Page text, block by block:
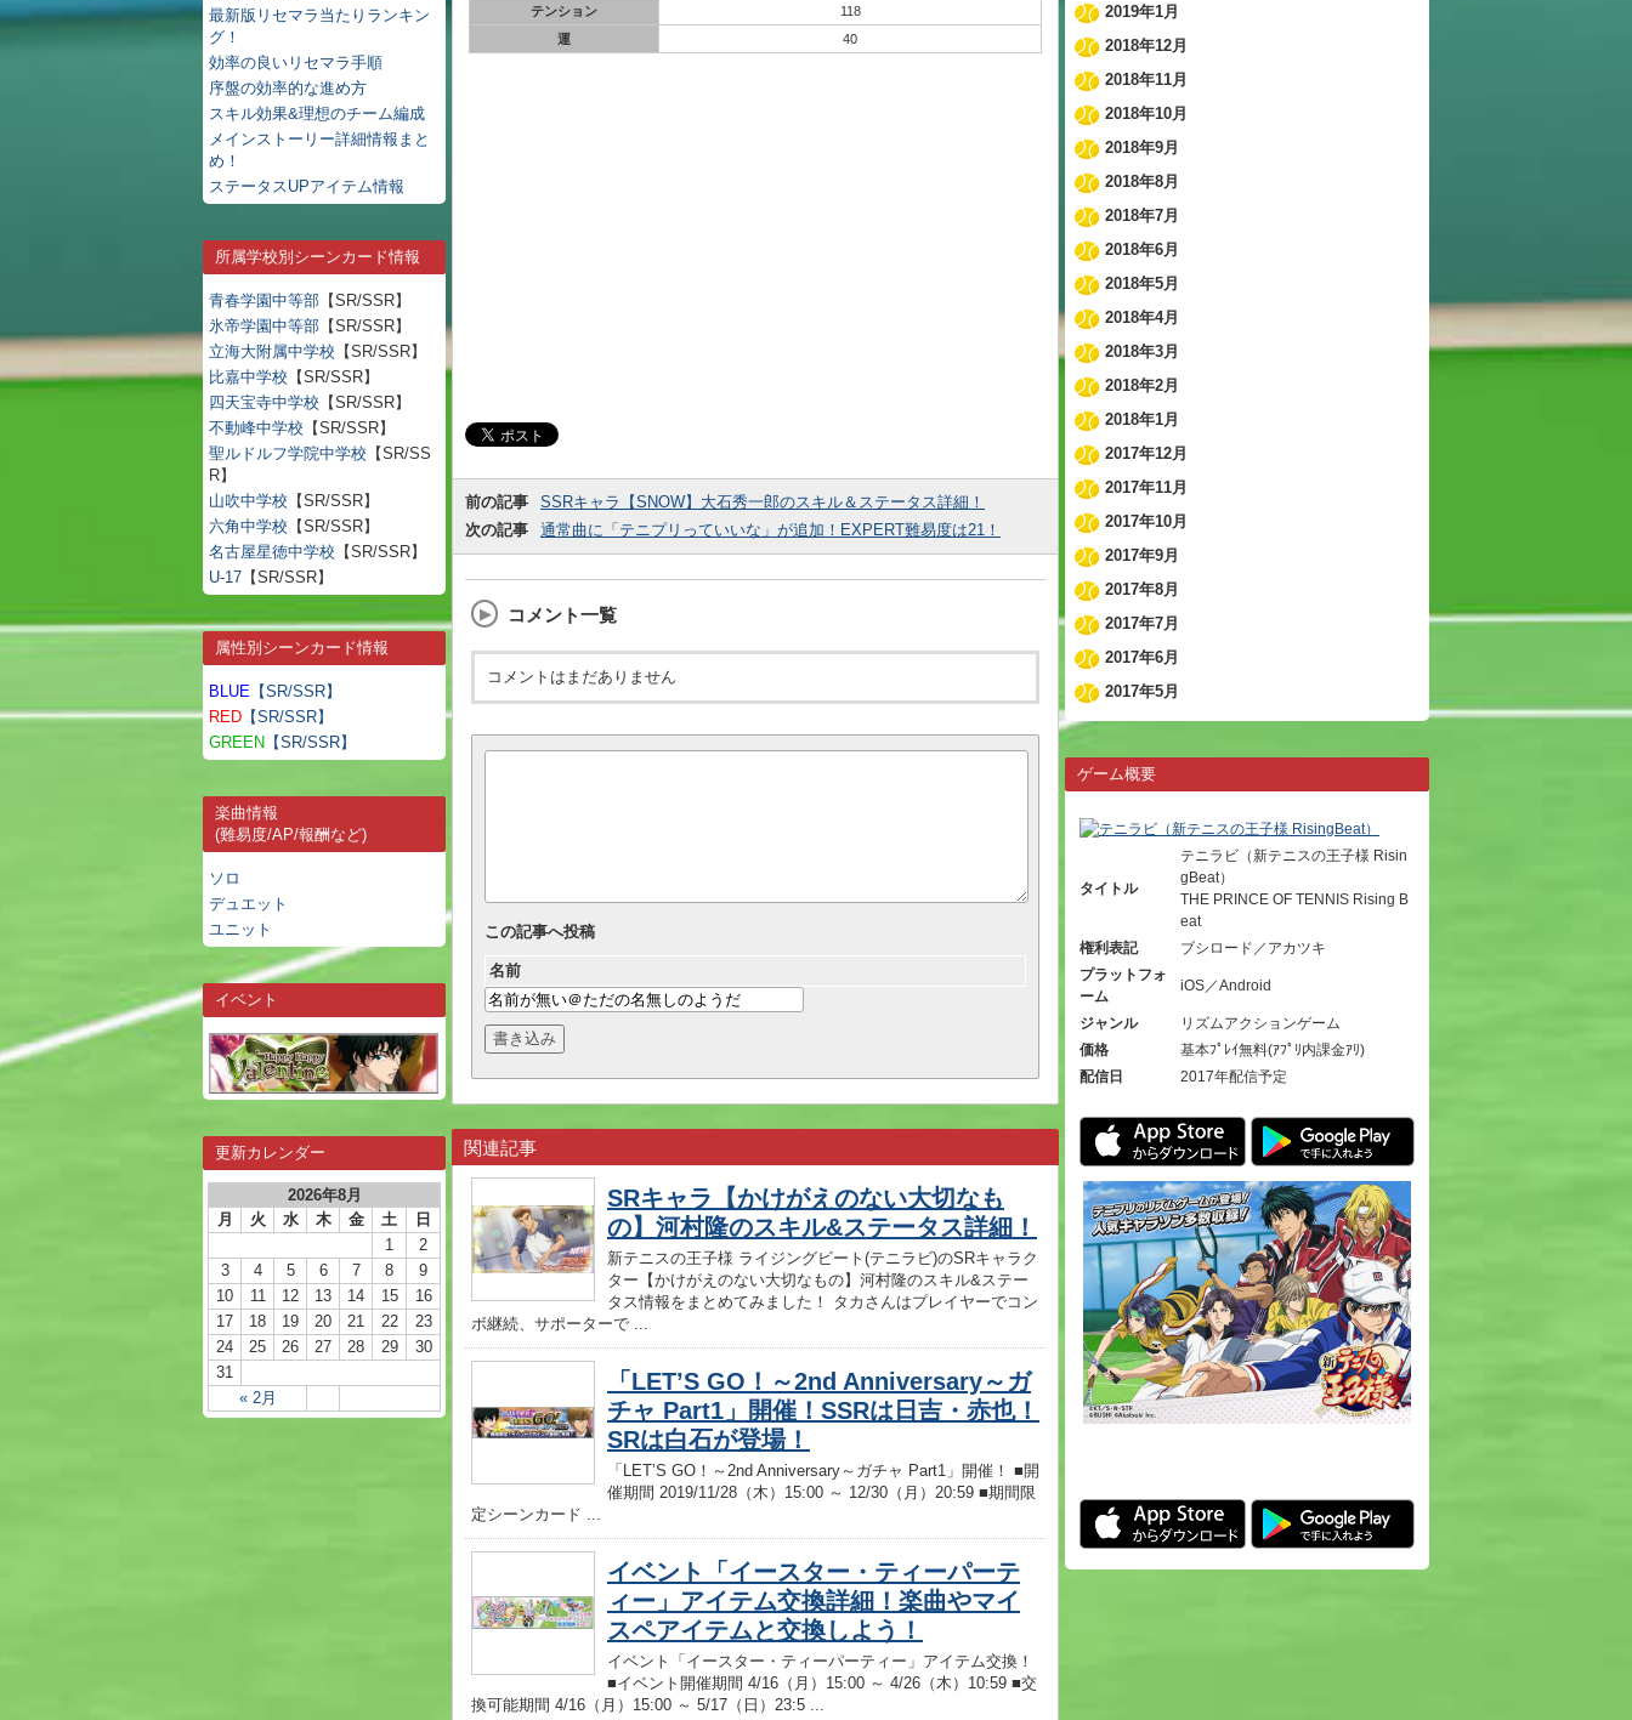
最新版リセマラ当たりランキン
グ！
効率の良いリセマラ手順
序盤の効率的な進め方
スキル効果&理想のチーム編成
メインストーリー詳細情報まと
め！
ステータスUPアイテム情報
所属学校別シーンカード情報
青春学園中等部 【SR/SSR】
氷帝学園中等部 【SR/SSR】
立海大附属中学校 【SR/SSR】
比嘉中学校 【SR/SSR】
四天宝寺中学校 【SR/SSR】
不動峰中学校 【SR/SSR】
聖ルドルフ学院中学校 【SR/SS
R】
山吹中学校 【SR/SSR】
六角中学校 【SR/SSR】
名古屋星徳中学校 【SR/SSR】
U-17 【SR/SSR】
属性別シーンカード情報
BLUE 【SR/SSR】
RED 【SR/SSR】
GREEN 【SR/SSR】
楽曲情報
(難易度/AP/報酬など)
ソロ
デュエット
ユニット
イベント
更新カレンダー
2026年8月
月
火 水 木 金 土 日
« 2月
1
2
3
4 5 6 7 8
9
10
11 12 13 14 15
16
17
18 19 20 21 22
23
24
25 26 27 28 29
30
31
テンション
118
運
40
前の記事
SSRキャラ【SNOW】大石秀一郎のスキル＆ステータス詳細！
次の記事
通常曲に「テニプリっていいな」が追加！EXPERT難易度は21！
コメント一覧
コメントはまだありません
この記事へ投稿
名前
関連記事
SRキャラ【かけがえのない大切なも
の】河村隆のスキル&ステータス詳細！
新テニスの王子様 ライジングビート(テニラビ)のSRキャラク
ター【かけがえのない大切なもの】河村隆のスキル&ステー
タス情報をまとめてみました！ タカさんはプレイヤーでコン
ボ継続、サポーターで ...
「LET’S GO！～2nd Anniversary～ガ
チャ Part1」開催！SSRは日吉・赤也！
SRは白石が登場！
「LET’S GO！～2nd Anniversary～ガチャ Part1」開催！ ■開
催期間 2019/11/28（木）15:00 ～ 12/30（月）20:59 ■期間限
定シーンカード ...
イベント「イースター・ティーパーテ
ィー」アイテム交換詳細！楽曲やマイ
スペアイテムと交換しよう！
イベント「イースター・ティーパーティー」アイテム交換！
■イベント開催期間 4/16（月）15:00 ～ 4/26（木）10:59 ■交
換可能期間 4/16（月）15:00 ～ 5/17（日）23:5 ...
2019年1月
2018年12月
2018年11月
2018年10月
2018年9月
2018年8月
2018年7月
2018年6月
2018年5月
2018年4月
2018年3月
2018年2月
2018年1月
2017年12月
2017年11月
2017年10月
2017年9月
2017年8月
2017年7月
2017年6月
2017年5月
ゲーム概要
タイトル
テニラビ（新テニスの王子様 Risin
gBeat）
THE PRINCE OF TENNIS Rising B
eat
権利表記
ブシロード／アカツキ
プラットフォ
ーム
iOS／Android
ジャンル
リズムアクションゲーム
価格
基本ﾌﾟﾚｲ無料(ｱﾌﾟﾘ内課金ｱﾘ)
配信日
2017年配信予定